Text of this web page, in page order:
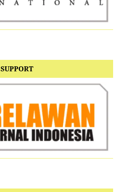
SUPPORT